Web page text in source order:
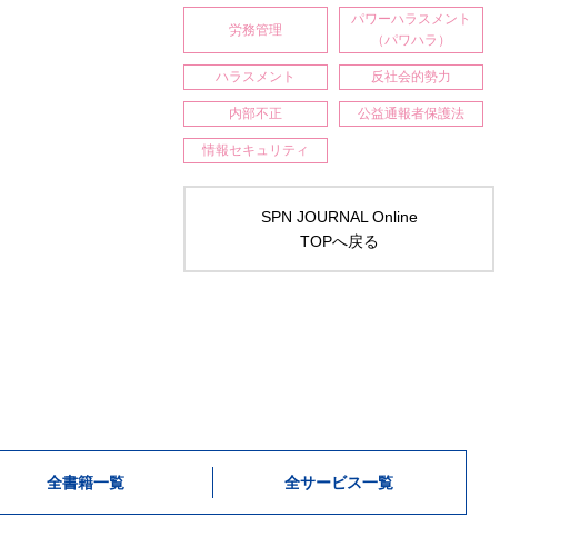
労務管理
パワーハラスメント
（パワハラ）
ハラスメント 反社会的勢力
内部不正 公益通報者保護法
情報セキュリティ
SPN JOURNAL Online
TOPへ戻る
全書籍一覧 全サービス一覧